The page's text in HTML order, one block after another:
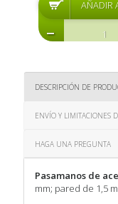
DESCRIPCIÓN DE
ENVÍO Y LIMITACIONES
HAGA UNA PREGUNTA
Pasamanos de
mm; pared de 1,5